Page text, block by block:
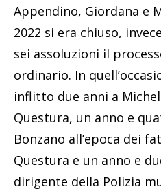
Appendino, Giordana e
2022 si era chiuso,
sei assoluzioni il
ordinario. In
inflitto due anni a
Questura, un anno e
Bonzano all’epoca dei
Questura e un anno e
dirigente della Polizia